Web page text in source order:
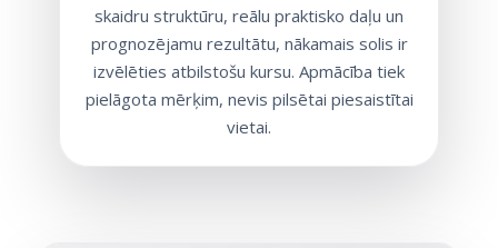
skaidru struktūru, reālu praktisko daļu un
prognozējamu rezultātu, nākamais solis ir
izvēlēties atbilstošu kursu. Apmācība tiek
pielāgota mērķim, nevis pilsētai piesaistītai
vietai.